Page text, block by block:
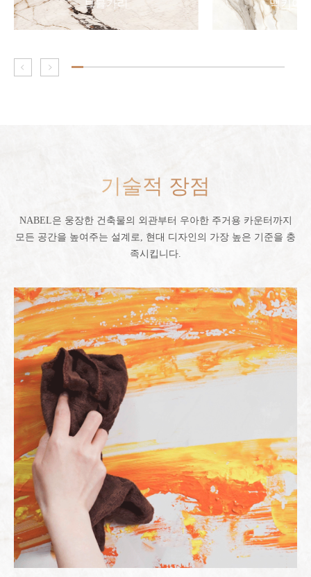
브블가리 맥키아
기술적 장점
NABEL은 웅장한 건축물의 외관부터 우아한 주거용 카운터까지
모든 공간을 높여주는 설계로, 현대 디자인의 가장 높은 기준을 충
족시킵니다.